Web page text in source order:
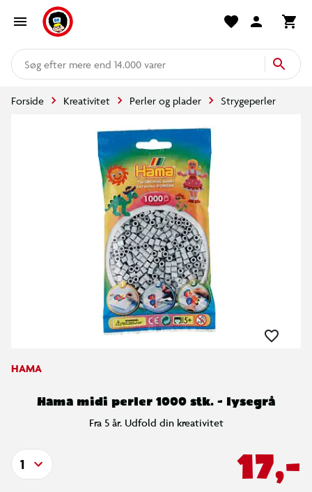
mere end 14.000 varer
Forside Kreativitet Perler og plader Strygeperler
HAMA
Hama midi perler 1000 stk. - lysegrå
Fra 5 år. Udfold din kreativitet
17,-
1